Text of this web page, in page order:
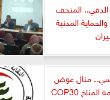
المتحف
المدنية
منال عوض
تلقي كلمة مصر في قمة المناخ COP30